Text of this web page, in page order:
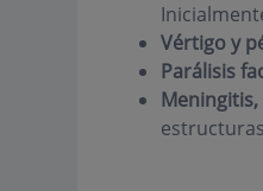
Vértigo y
Parálisis